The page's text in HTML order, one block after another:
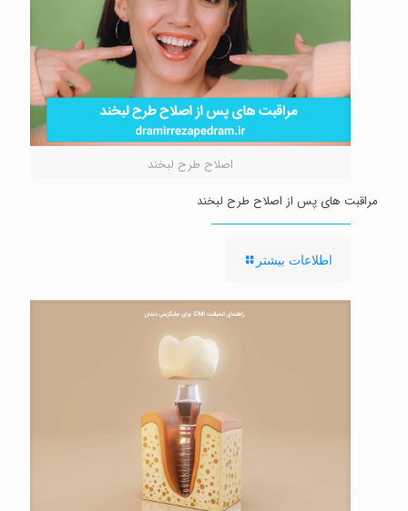
اصلاح طرح لبخند
مراقبت های پس از اصلاح طرح لبخند
اطلاعات بیشتر
پس